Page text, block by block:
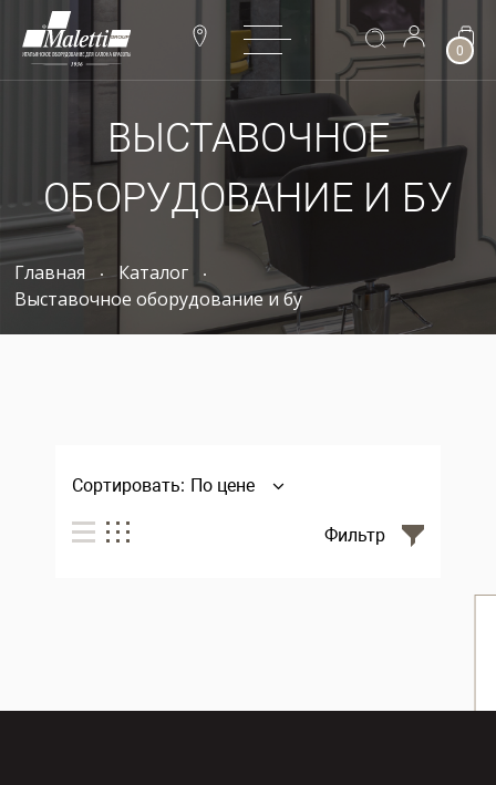
0
ВЫСТАВОЧНОЕ
ОБОРУДОВАНИЕ И БУ
Главная
Каталог
Выставочное оборудование и бу
Сортировать: По цене
Фильтр